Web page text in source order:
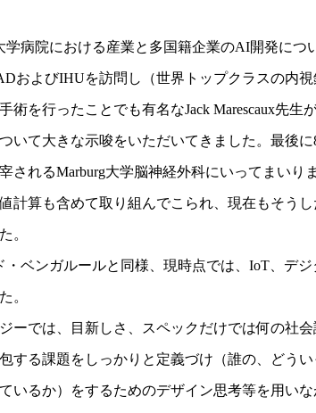
病院における産業と多国籍企業のAI開発につ
およびIHUを訪問し（世界トップクラスの内
を行ったことでも有名なJack Marescaux先生
いて大きな示唆をいただいてきました。最後
されるMarburg大学脳神経外科にいってまい
計算も含めて取り組んでこられ、現在もそう
。
・ベンガルールと同様、現時点では、IoT、デ
。
ーでは、目新しさ、スペックだけでは何の社
する課題をしっかりと定義づけ（誰の、どう
いるか）をするためのデザイン思考等を用い